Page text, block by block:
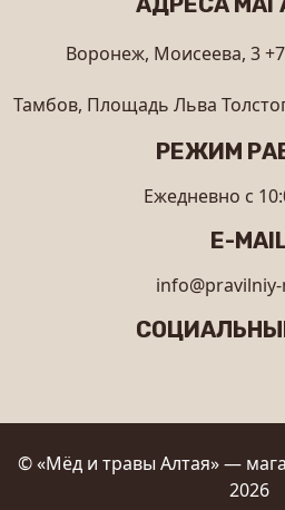
Воронеж, Моисеева, 3
Тамбов, Площадь Льва
РЕЖИМ
Ежедневно с
E-
© «Мёд и травы Алтая» —
2026